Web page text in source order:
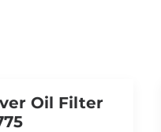
Oil Filter